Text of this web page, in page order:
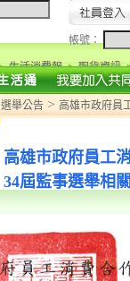
帳號：
生活消費報 取貨資訊
選舉公告 > 高雄市政府員
高雄市政府員工
34屆監事選舉相